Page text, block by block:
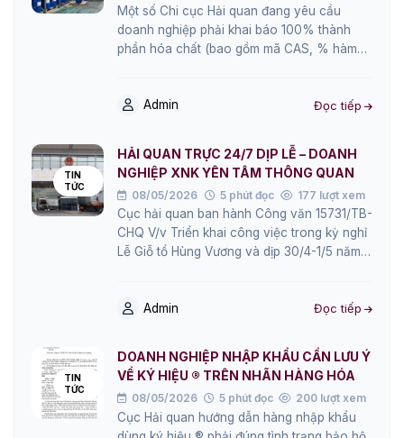
Admin Đọc tiếp
Một số Chi cục Hải quan đang yêu cầu
doanh nghiệp phải khai báo 100% thành
phần hóa chất (bao gồm mã CAS, % hàm
TIN
TỨC
08/05/2026 5 phút đọc 177 lượt xem
Admin Đọc tiếp
HẢI QUAN TRỰC 24/7 DỊP LỄ – DOANH
NGHIỆP XNK YÊN TÂM THÔNG QUAN
Cục hải quan ban hành Công văn 15731/TB-
CHQ V/v Triển khai công việc trong kỳ nghỉ
Lễ Giỗ tổ Hùng Vương và dịp 30/4-1/5 năm
TIN
TỨC
08/05/2026 5 phút đọc 200 lượt xem
DOANH NGHIỆP NHẬP KHẨU CẦN LƯU Ý
VỀ KÝ HIỆU ® TRÊN NHÃN HÀNG HÓA
Cục Hải quan hướng dẫn hàng nhập khẩu